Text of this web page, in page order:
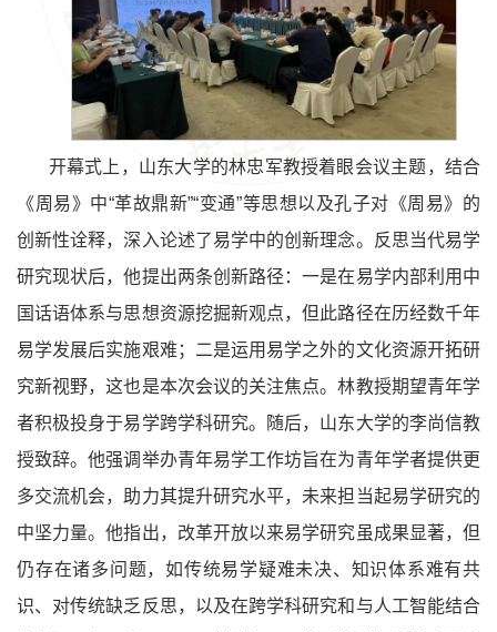
开幕式上，山东大学的林忠军教授着眼会议主题，结合
《周易》中“革故鼎新”“变通”等思想以及孔子对《周易》的
创新性诠释，深入论述了易学中的创新理念。反思当代易学
研究现状后，他提出两条创新路径：一是在易学内部利用中
国话语体系与思想资源挖掘新观点，但此路径在历经数千年
易学发展后实施艰难；二是运用易学之外的文化资源开拓研
究新视野，这也是本次会议的关注焦点。林教授期望青年学
者积极投身于易学跨学科研究。随后，山东大学的李尚信教
授致辞。他强调举办青年易学工作坊旨在为青年学者提供更
多交流机会，助力其提升研究水平，未来担当起易学研究的
中坚力量。他指出，改革开放以来易学研究虽成果显著，但
仍存在诸多问题，如传统易学疑难未决、知识体系难有共
识、对传统缺乏反思，以及在跨学科研究和与人工智能结合